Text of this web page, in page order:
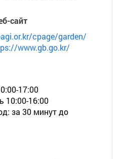
сайт
cpage/garden/
www.gb.go.kr/
17:00
10:00-16:00
за 30 минут до